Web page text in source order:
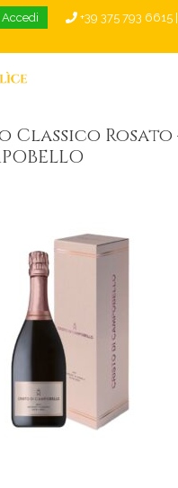
Accedi +39 375 793 6615
Classico Rosato